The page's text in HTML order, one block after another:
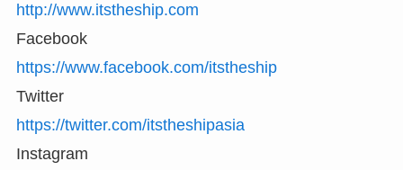
http://www.itstheship.com
Facebook
https://www.facebook.com/itstheship
Twitter
https://twitter.com/itstheshipasia
Instagram